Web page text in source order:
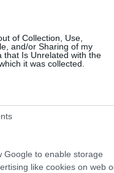
of Collection, Use,
and/or Sharing of my
that Is Unrelated with the
it was collected.
Google to enable storage
like cookies on web
À